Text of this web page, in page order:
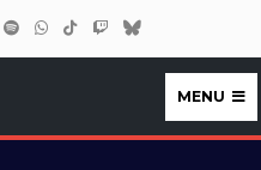
MENU